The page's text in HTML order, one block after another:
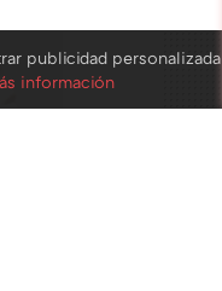
publicidad personalizada
información